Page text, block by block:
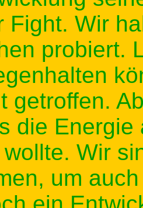
Fight. Wir
probiert.
getroffen.
die
Wir
um